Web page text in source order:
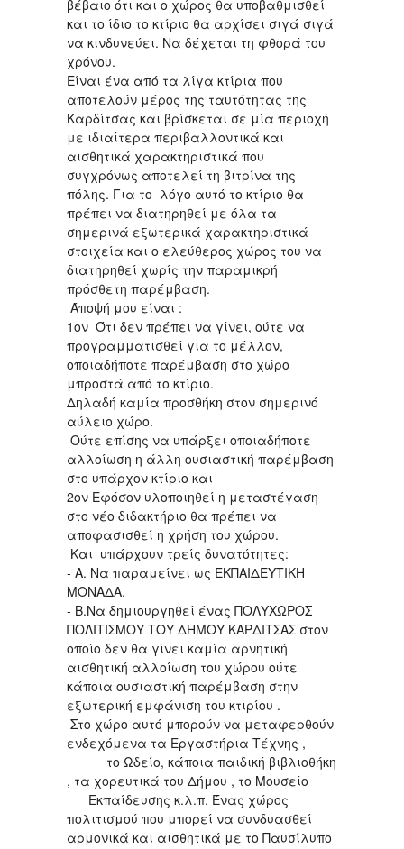
βέβαιο ότι και ο χώρος θα υποβαθμισθεί
και το ίδιο το κτίριο θα αρχίσει σιγά σιγά
να κινδυνεύει. Να δέχεται τη φθορά του
χρόνου.
Είναι ένα από τα λίγα κτίρια που
αποτελούν μέρος της ταυτότητας της
Καρδίτσας και βρίσκεται σε μία περιοχή
με ιδιαίτερα περιβαλλοντικά και
αισθητικά χαρακτηριστικά που
συγχρόνως αποτελεί τη βιτρίνα της
πόλης. Για το λόγο αυτό το κτίριο θα
πρέπει να διατηρηθεί με όλα τα
σημερινά εξωτερικά χαρακτηριστικά
στοιχεία και ο ελεύθερος χώρος του να
διατηρηθεί χωρίς την παραμικρή
πρόσθετη παρέμβαση.
Άποψή μου είναι :
1ον Ότι δεν πρέπει να γίνει, ούτε να
προγραμματισθεί για το μέλλον,
οποιαδήποτε παρέμβαση στο χώρο
μπροστά από το κτίριο.
Δηλαδή καμία προσθήκη στον σημερινό
αύλειο χώρο.
Ούτε επίσης να υπάρξει οποιαδήποτε
αλλοίωση η άλλη ουσιαστική παρέμβαση
στο υπάρχον κτίριο και
2ον Εφόσον υλοποιηθεί η μεταστέγαση
στο νέο διδακτήριο θα πρέπει να
αποφασισθεί η χρήση του χώρου.
Και υπάρχουν τρείς δυνατότητες:
- Α. Να παραμείνει ως ΕΚΠΑΙΔΕΥΤΙΚΗ
ΜΟΝΑΔΑ.
- Β.Να δημιουργηθεί ένας ΠΟΛΥΧΩΡΟΣ
ΠΟΛΙΤΙΣΜΟΥ ΤΟΥ ΔΗΜΟΥ ΚΑΡΔΙΤΣΑΣ στον
οποίο δεν θα γίνει καμία αρνητική
αισθητική αλλοίωση του χώρου ούτε
κάποια ουσιαστική παρέμβαση στην
εξωτερική εμφάνιση του κτιρίου .
Στο χώρο αυτό μπορούν να μεταφερθούν
ενδεχόμενα τα Εργαστήρια Τέχνης ,
το Ωδείο, κάποια παιδική βιβλιοθήκη
, τα χορευτικά του Δήμου , το Μουσείο
Εκπαίδευσης κ.λ.π. Ένας χώρος
πολιτισμού που μπορεί να συνδυασθεί
αρμονικά και αισθητικά με το Παυσίλυπο